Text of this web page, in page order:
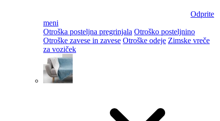
Odprite
meni
Otroška posteljna pregrinjala Otroško posteljnino
Otroške zavese in zavese Otroške odeje Zimske vreče
za voziček